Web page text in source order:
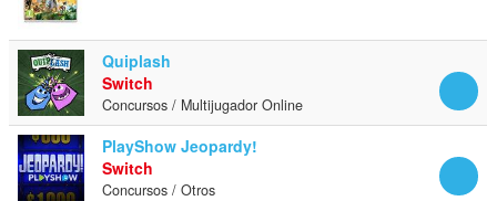
Quiplash
Switch
Concursos / Multijugador Online
PlayShow Jeopardy!
Switch
Concursos / Otros